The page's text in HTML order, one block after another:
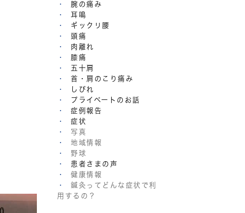
腕の痛み
耳鳴
ギックリ腰
頭痛
肉離れ
膝痛
五十肩
首・肩のこり痛み
しびれ
プライベートのお話
症例報告
症状
写真
地域情報
野球
患者さまの声
健康情報
鍼灸ってどんな症状で利
用するの？